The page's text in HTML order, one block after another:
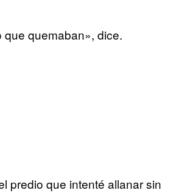
quemaban», dice.
predio que intenté allanar sin